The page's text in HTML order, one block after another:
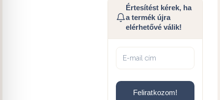
Értesítést kérek, ha
a termék újra
elérhetővé válik!
Feliratkozom!